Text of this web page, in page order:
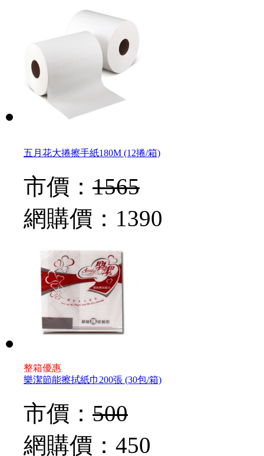
五月花大捲擦手紙180M (12捲/箱)
市價： 1565
網購價： 1390
整箱優惠
樂潔節能擦拭紙巾200張 (30包/箱)
市價： 500
網購價： 450